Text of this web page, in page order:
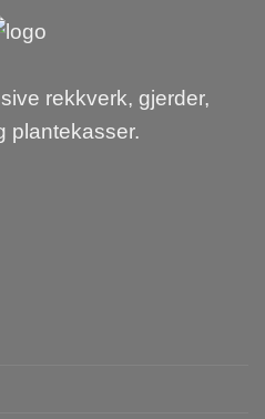
rekkverk, gjerder,
plantekasser.